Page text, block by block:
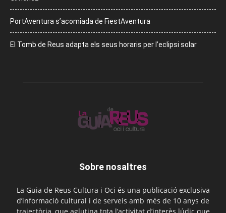
PortAventura s’acomiada de FiestAventura
El Tomb de Reus adapta els seus horaris per l’eclipsi solar
Sobre nosaltres
La Guia de Reus Cultura i Oci és una publicació exclusiva
d’informació cultural i de serveis amb més de 10 anys de